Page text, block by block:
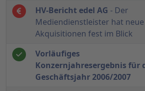
HV-Bericht edel AG - Der
Mediendienstleister hat neue
Akquisitionen fest im Blick
Vorläufiges
Konzernjahresergebnis für
Geschäftsjahr 2006/2007